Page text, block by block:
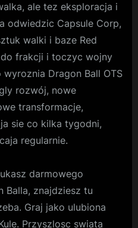
ale tez eksploracja i
odwiedzic Capsule Corp,
walki i baze Red
frakcji i toczyc wojny
Dragon Ball OTS
rozwój, nowe
transformacje,
sie co kilka tygodni,
regularnie.
darmowego
Balla, znajdziesz tu
Graj jako ulubiona
Przyszlosc swiata